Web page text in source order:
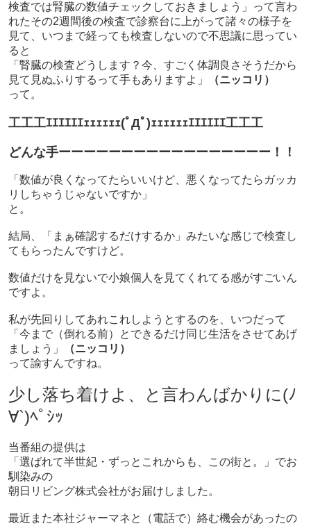
検査では腎臓の数値チェックしておきましょう」って言わ
れたその2週間後の検査で診察台に上がって諸々の様子を
見て、いつまで経っても検査しないので不思議に思ってい
ると
「腎臓の検査どうします？今、すごく体調良さそうだから
見て見ぬふりするって手もありますよ」
（ニッコリ）
って。
工工工ｴｴｴｴｴｴｪｪｪｪｪｪ(ﾟДﾟ)ｪｪｪｪｪｪｴｴｴｴｴｴ工工工
どんな手ーーーーーーーーーーーーーーーーー！！
「数値が良くなってたらいいけど、悪くなってたらガッカ
リしちゃうじゃないですか」
と。
結局、「まぁ確認するだけするか」みたいな感じで検査し
てもらったんですけど。
数値だけを見ないで小娘個人を見てくれてる感がすごいん
ですよ。
私が先回りしてあれこれしようとするのを、いつだって
「今まで（倒れる前）とできるだけ同じ生活をさせてあげ
ましょう」
（ニッコリ）
って諭すんですね。
少し落ち着けよ、と言わんばかりに(ﾉ
∀`)ﾍﾟｼｯ
当番組の提供は
「選ばれて半世紀・ずっとこれからも、この街と。」でお
馴染みの
朝日リビング株式会社がお届けしました。
最近また本社ジャーマネと（電話で）絡む機会があったの